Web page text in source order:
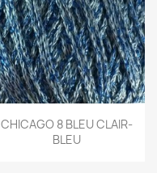
CHICAGO 8 BLEU CLAIR-
BLEU